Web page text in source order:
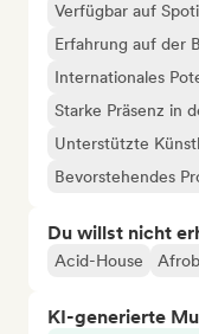
Verfügbar auf
Erfahrung auf der
Internationales
Starke Präsenz in
Unterstützte
Bevorstehendes
Du willst nicht
Acid-House
KI-generierte